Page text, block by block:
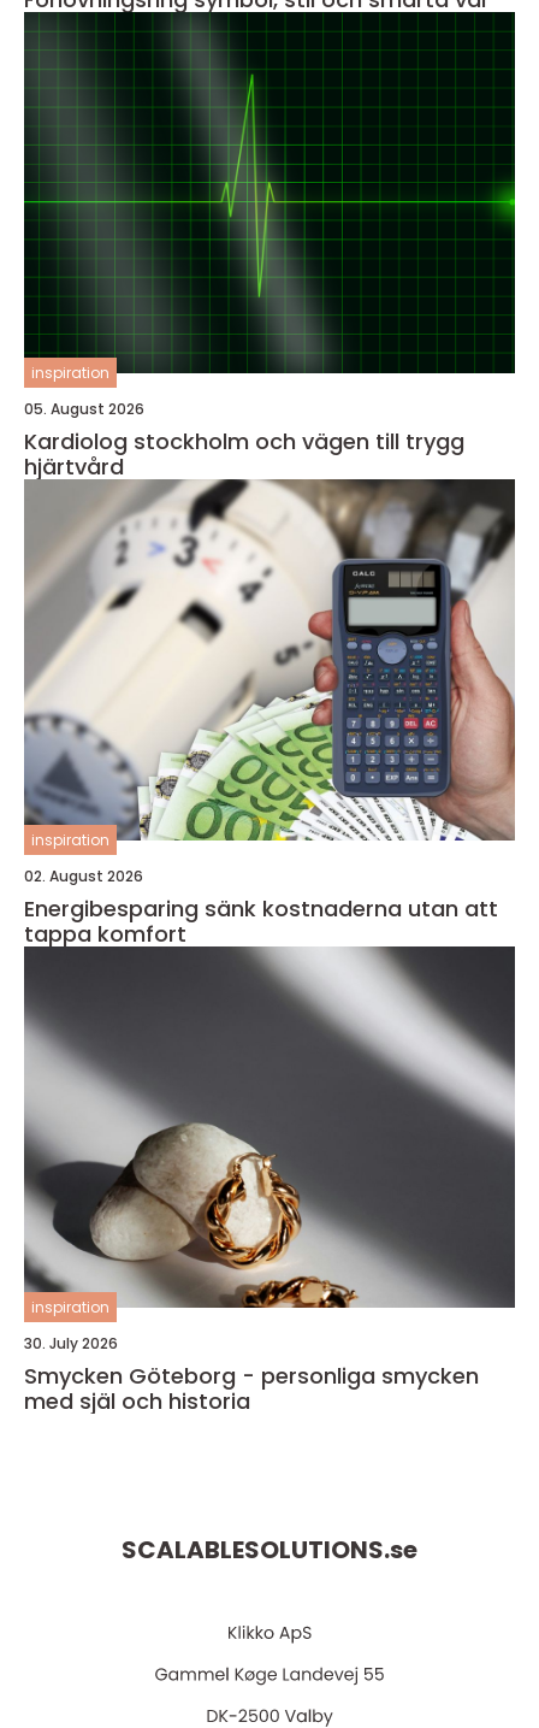
inspiration
05. August 2026
Kardiolog stockholm och vägen till trygg
hjärtvård
inspiration
02. August 2026
Energibesparing sänk kostnaderna utan att
tappa komfort
inspiration
30. July 2026
Smycken Göteborg - personliga smycken
med själ och historia
SCALABLESOLUTIONS.se